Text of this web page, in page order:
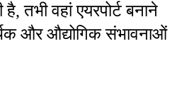
तभी वहां एयरपोर्ट बनाने
और औद्योगिक संभावनाओं